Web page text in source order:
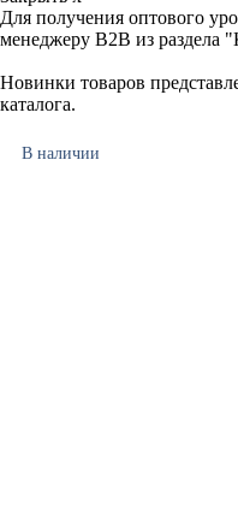
Для получения оптового
менеджеру B2B из раздела
Новинки товаров
каталога.
В наличии